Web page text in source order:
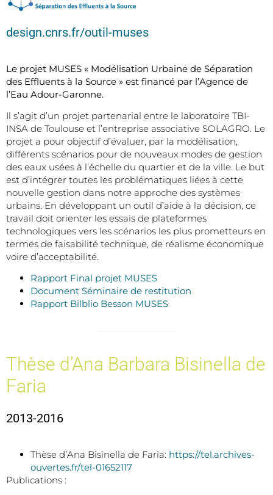
design.cnrs.fr/outil-muses
Le projet MUSES « Modélisation Urbaine de Séparation
des Effluents à la Source » est financé par l’Agence de
l’Eau Adour-Garonne.
Il s’agit d’un projet partenarial entre le laboratoire TBI-
INSA de Toulouse et l’entreprise associative SOLAGRO. Le
projet a pour objectif d’évaluer, par la modélisation,
différents scénarios pour de nouveaux modes de gestion
des eaux usées à l’échelle du quartier et de la ville. Le but
est d’intégrer toutes les problématiques liées à cette
nouvelle gestion dans notre approche des systèmes
urbains. En développant un outil d’aide à la décision, ce
travail doit orienter les essais de plateformes
technologiques vers les scénarios les plus prometteurs en
termes de faisabilité technique, de réalisme économique
voire d’acceptabilité.
Rapport Final projet MUSES
Document Séminaire de restitution
Rapport Bilblio Besson MUSES
Thèse d’Ana Barbara Bisinella de
Faria
2013-2016
Thèse d’Ana Bisinella de Faria: https://tel.archives-
ouvertes.fr/tel-01652117
Publications :